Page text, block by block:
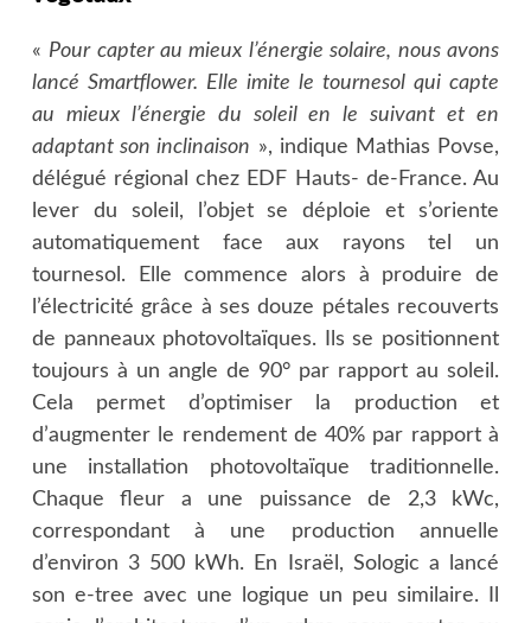
« Pour capter au mieux l’énergie solaire, nous avons
lancé Smartflower. Elle imite le tournesol qui capte
au mieux l’énergie du soleil en le suivant et en
adaptant son inclinaison », indique Mathias Povse,
délégué régional chez EDF Hauts- de-France. Au
lever du soleil, l’objet se déploie et s’oriente
automatiquement face aux rayons tel un
tournesol. Elle commence alors à produire de
l’électricité grâce à ses douze pétales recouverts
de panneaux photovoltaïques. Ils se positionnent
toujours à un angle de 90° par rapport au soleil.
Cela permet d’optimiser la production et
d’augmenter le rendement de 40% par rapport à
une installation photovoltaïque traditionnelle.
Chaque fleur a une puissance de 2,3 kWc,
correspondant à une production annuelle
d’environ 3 500 kWh. En Israël, Sologic a lancé
son e-tree avec une logique un peu similaire. Il